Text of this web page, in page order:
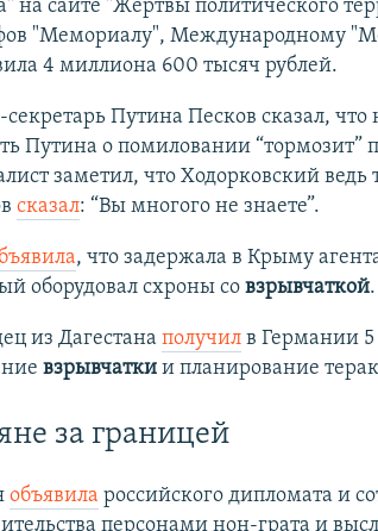
на сайте "Жертвы политического
"Мемориалу", Международному
4 миллиона 600 тысяч рублей.
секретарь Путина Песков сказал,
Путина о помиловании “тормозит”
заметил, что Ходорковский
сказал: “Вы многого не знаете”.
, что задержала в Крыму
оборудовал схроны со взрывчаткой.
из Дагестана получилв Германии 5
взрывчаткии планирование
за границей
объявила российского дипломата и
персонами нон-грата и